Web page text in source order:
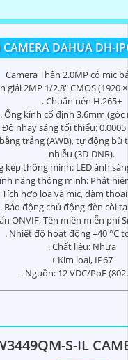
DAHUA DH-
Camera Thân 2.0MP có mic
giải 2MP 1/2.8" CMOS (1920
. Chuẩn nén H.265+
. Ống kính cố định 3.6mm (góc
Độ nhạy sáng tối thiểu: 0.0005
trắng (AWB), tự động bù
nhiễu (3D-DNR).
kép thông minh: LED ánh
năng thông minh: Phát
Tích hợp loa và mic, đàm
. Báo động chủ động đèn còi
ONVIF, Tên miền miễn phí
. Nhiệt độ hoạt động –40 °C
. Chất liệu: Nhựa
+ Kim loại, IP67
. Nguồn: 12 VDC/PoE
S-IL